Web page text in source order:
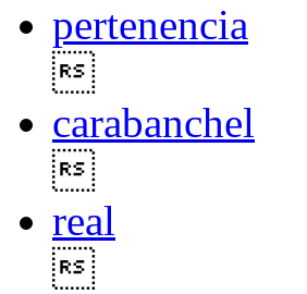
pertenencia
carabanchel
real